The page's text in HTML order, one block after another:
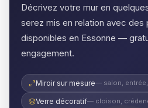
Décrivez votre mur en
serez mis en relation avec des
disponibles en Essonne —
engagement.
Miroir sur mesure— salon,
Verre décoratif— cloison,